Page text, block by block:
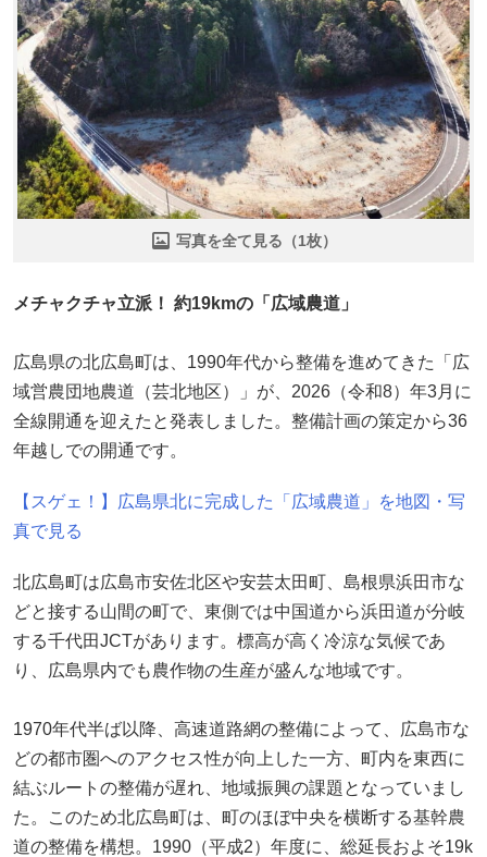
写真を全て見る（1枚）
メチャクチャ立派！ 約19kmの「広域農道」
広島県の北広島町は、1990年代から整備を進めてきた「広
域営農団地農道（芸北地区）」が、2026（令和8）年3月に
全線開通を迎えたと発表しました。整備計画の策定から36
年越しでの開通です。
【スゲェ！】広島県北に完成した「広域農道」を地図・写
真で見る
北広島町は広島市安佐北区や安芸太田町、島根県浜田市な
どと接する山間の町で、東側では中国道から浜田道が分岐
する千代田JCTがあります。標高が高く冷涼な気候であ
り、広島県内でも農作物の生産が盛んな地域です。
1970年代半ば以降、高速道路網の整備によって、広島市な
どの都市圏へのアクセス性が向上した一方、町内を東西に
結ぶルートの整備が遅れ、地域振興の課題となっていまし
た。このため北広島町は、町のほぼ中央を横断する基幹農
道の整備を構想。1990（平成2）年度に、総延長およそ19k